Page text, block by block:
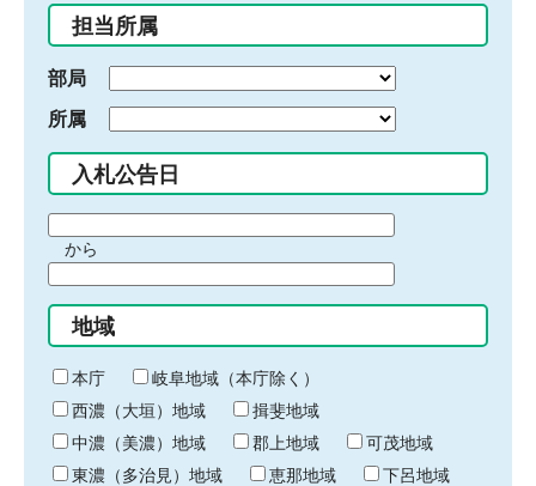
入
力
担当所属
部局
所属
入札公告日
間
始
り
から
間
終
わ
り
地域
本庁
岐阜地域（本庁除く）
西濃（大垣）地域
揖斐地域
中濃（美濃）地域
郡上地域
可茂地域
東濃（多治見）地域
恵那地域
下呂地域